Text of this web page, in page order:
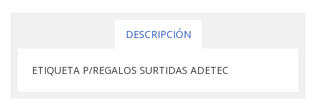
DESCRIPCIÓN
ETIQUETA P/REGALOS SURTIDAS ADETEC